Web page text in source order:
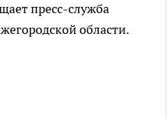
пресс-служба
области.